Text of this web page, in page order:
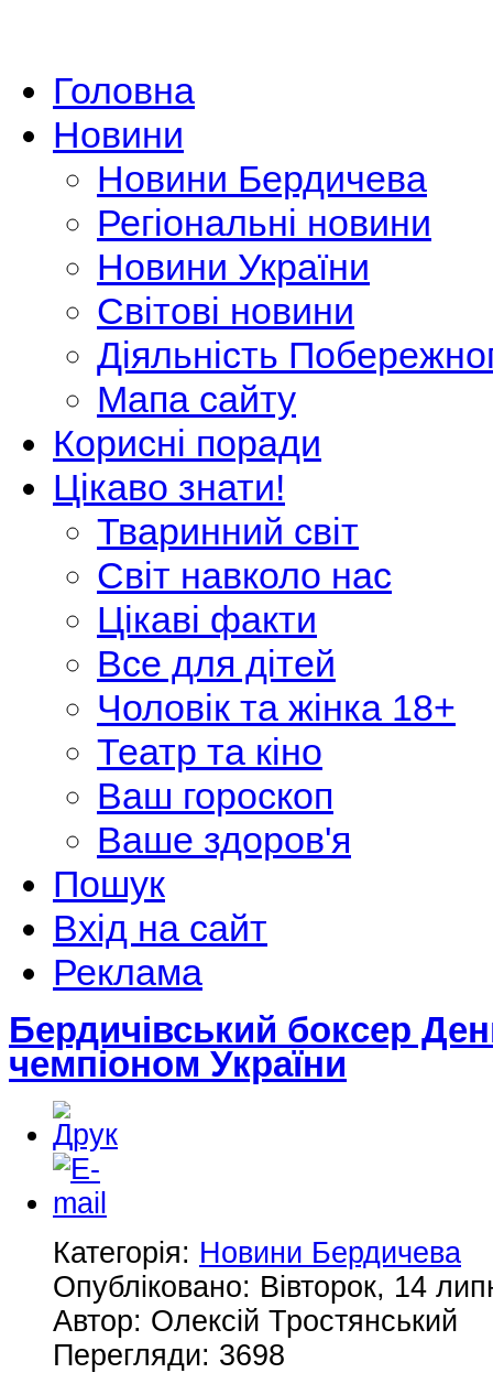
Головна
Новини
Новини Бердичева
Регіональні новини
Новини України
Світові новини
Діяльність
Мапа сайту
Корисні поради
Цікаво знати!
Тваринний світ
Світ навколо нас
Цікаві факти
Все для дітей
Чоловік та жінка 18+
Театр та кіно
Ваш гороскоп
Ваше здоров'я
Пошук
Вхід на сайт
Реклама
Бердичівський боксер
чемпіоном України
Категорія: Новини Бердичева
Опубліковано: Вівторок, 14
Автор: Олексій Тростянський
Перегляди: 3698